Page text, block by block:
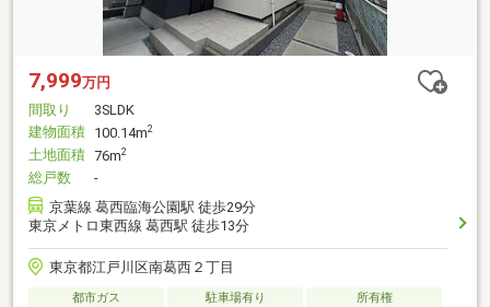
7,999万円
間取り
3SLDK
建物面積 100.14m2
土地面積 76m2
総戸数
-
京葉線 葛西臨海公園駅 徒歩29分
東京メトロ東西線 葛西駅 徒歩13分
東京都江戸川区南葛西２丁目
都市ガス 駐車場有り
所有権